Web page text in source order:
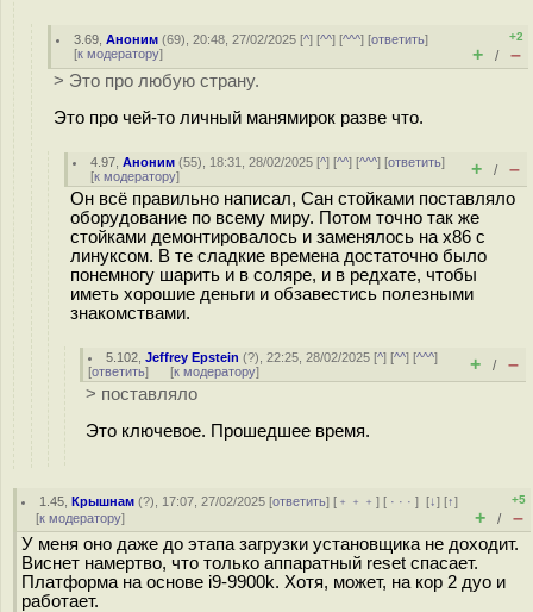
3.69 ,Аноним (69), 20:48, 27/02/2025 [^] [^^] [^^^] [ответить]
[к модератору]
+2
+ / –
> Это про любую страну.
Это про чей-то личный манямиpoк разве что.
4.97 ,Аноним (55), 18:31, 28/02/2025 [^] [^^] [^^^] [ответить]
[к модератору] + / –
Он всё правильно написал, Сан стойками поставляло
оборудование по всему миру. Потом точно так же
стойками демонтировалось и заменялось на x86 с
линуксом. В те сладкие времена достаточно было
понемногу шарить и в соляре, и в редхате, чтобы
иметь хорошие деньги и обзавестись полезными
знакомствами.
5.102 ,Jeffrey Epstein (?), 22:25, 28/02/2025 [^] [^^] [^^^]
[ответить] [к модератору] + / –
> поставляло
Это ключевое. Прошедшее время.
1.45 ,Крышнам (?), 17:07, 27/02/2025 [ответить] [ ﹢﹢﹢] [ · · ·][↓] [↑]
[к модератору]
+5
+ / –
У меня оно даже до этапа загрузки установщика не доходит.
Виснет намертво, что только аппаратный reset спасает.
Платформа на основе i9-9900k. Хотя, может, на кор 2 дуо и
работает.